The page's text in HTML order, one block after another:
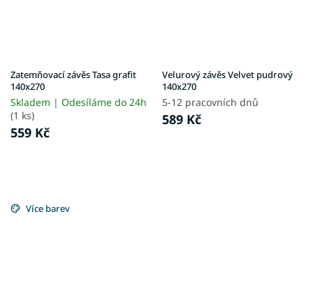
Zatemňovací závěs Tasa grafit
140x270
Skladem | Odesíláme do 24h
(1 ks)
559 Kč
Velurový závěs Velvet pudrový
140x270
5-12 pracovních dnů
589 Kč
Více barev